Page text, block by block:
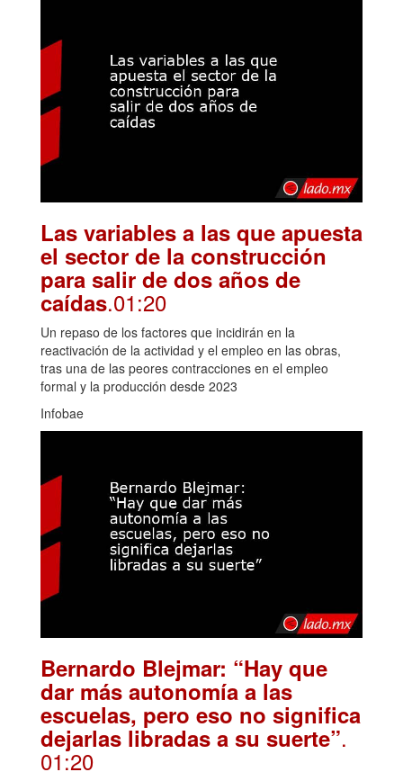
Las variables a las que apuesta
el sector de la construcción
para salir de dos años de
caídas.01:20
Un repaso de los factores que incidirán en la
reactivación de la actividad y el empleo en las obras,
tras una de las peores contracciones en el empleo
formal y la producción desde 2023
Infobae
Bernardo Blejmar: “Hay que
dar más autonomía a las
escuelas, pero eso no significa
dejarlas libradas a su suerte”.
01:20